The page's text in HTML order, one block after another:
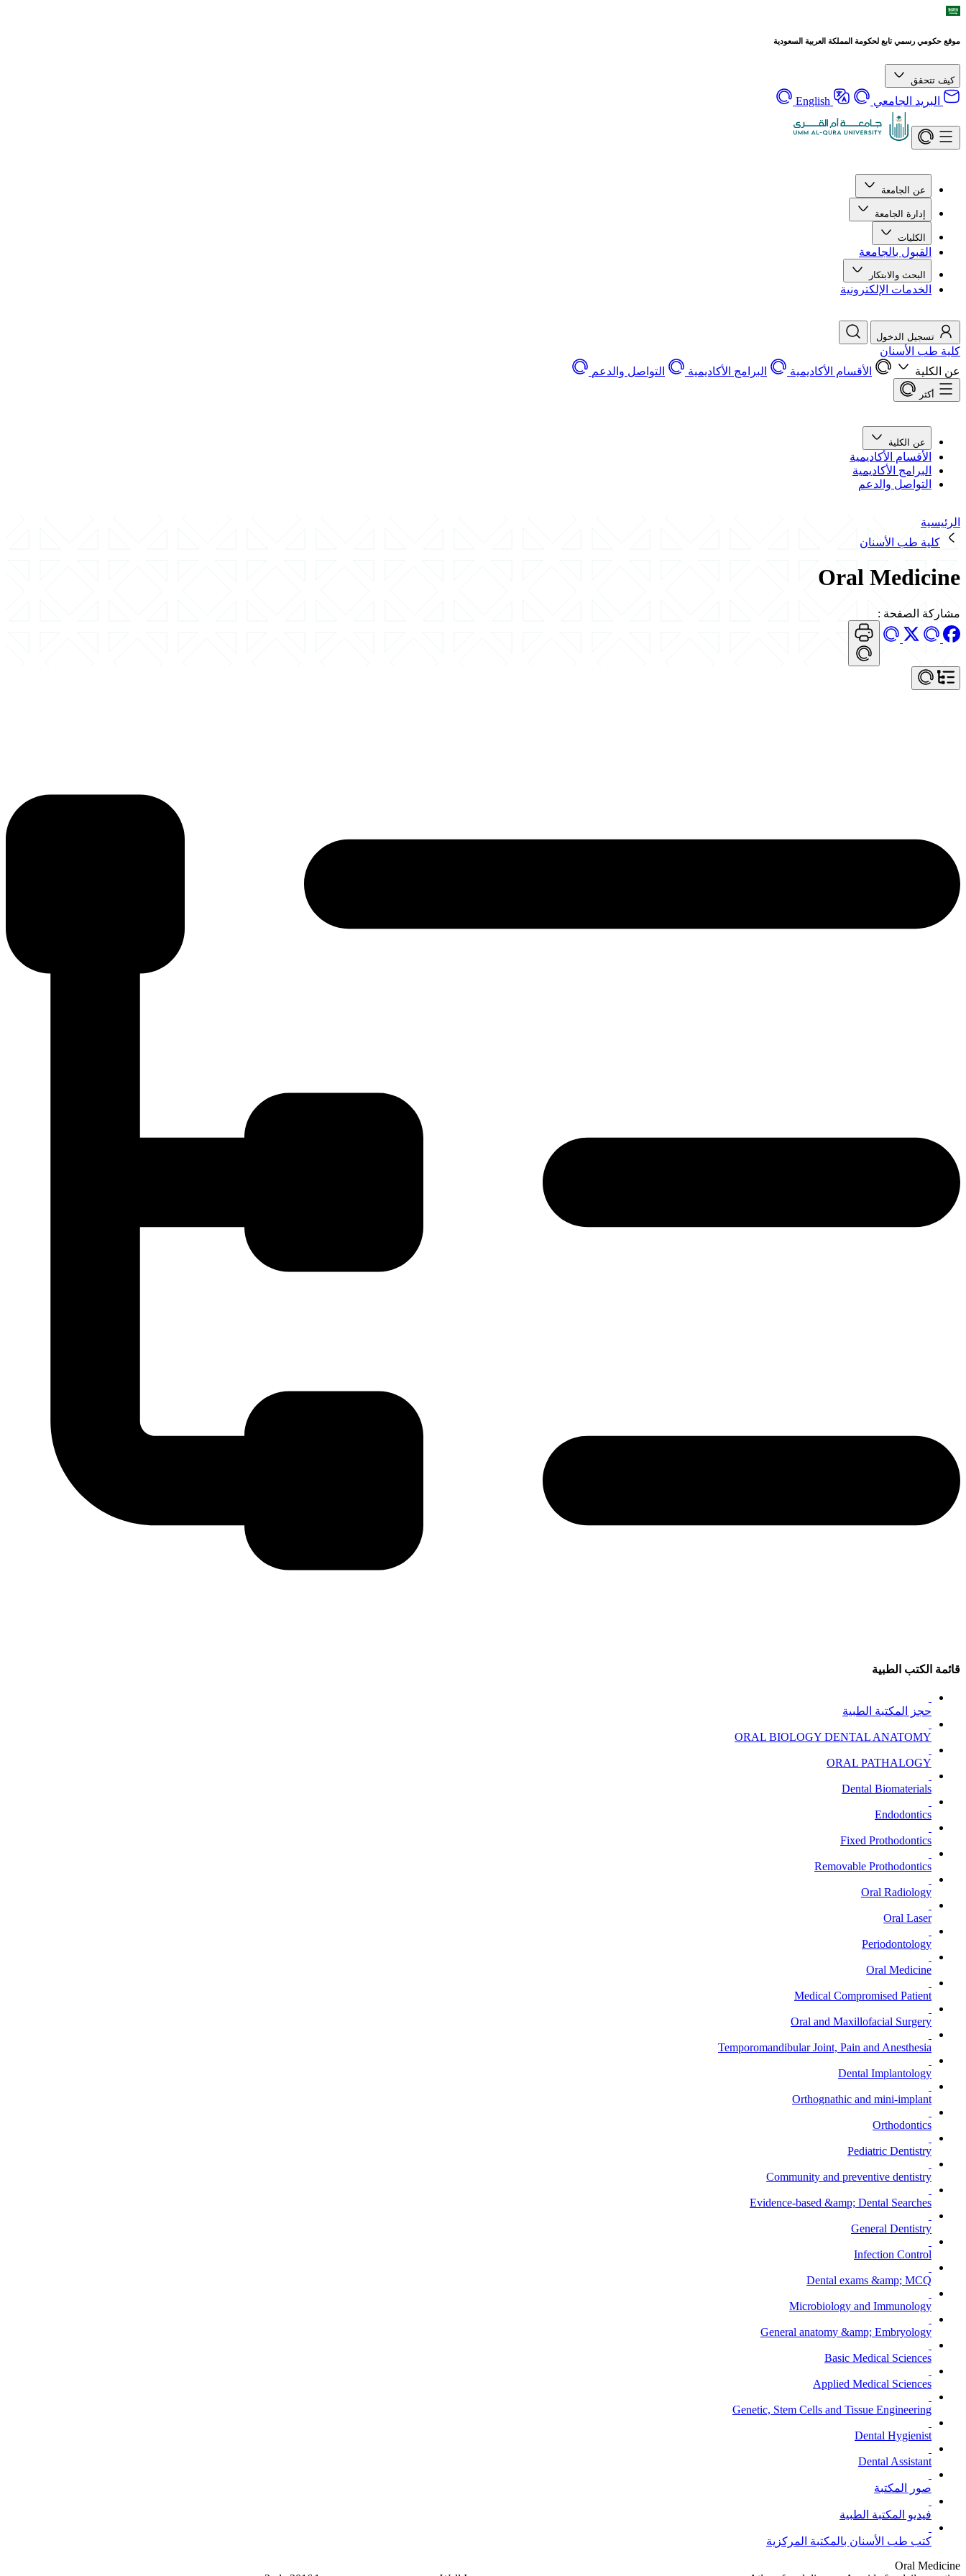
موقع حكومي رسمي تابع لحكومة المملكة العربية السعودية
كيف تتحقق
البريد الجامعي English
عن الجامعة
إدارة الجامعة
الكليات
القبول بالجامعة
البحث والابتكار
الخدمات الإلكترونية
تسجيل الدخول
كلية طب الأسنان
عن الكلية
الأقسام الأكاديمية البرامج الأكاديمية التواصل والدعم
أكثر
عن الكلية
الأقسام الأكاديمية
البرامج الأكاديمية
التواصل والدعم
الرئيسية
كلية طب الأسنان
Oral Medicine
مشاركة الصفحة :
قائمة الكتب الطبية
حجز المكتبة الطبية
ORAL BIOLOGY DENTAL ANATOMY
ORAL PATHALOGY
Dental Biomaterials
Endodontics
Fixed Prothodontics
Removable Prothodontics
Oral Radiology
Oral Laser
Periodontology
Oral Medicine
Medical Compromised Patient
Oral and Maxillofacial Surgery
Temporomandibular Joint, Pain and Anesthesia
Dental Implantology
Orthognathic and mini-implant
Orthodontics
Pediatric Dentistry
Community and preventive dentistry
Evidence-based &amp; Dental Searches
General Dentistry
Infection Control
Dental exams &amp; MCQ
Microbiology and Immunology
General anatomy &amp; Embryology
Basic Medical Sciences
Applied Medical Sciences
Genetic, Stem Cells and Tissue Engineering
Dental Hygienist
Dental Assistant
صور المكتبة
فيديو المكتبة الطبية
كتب طب الأسنان بالمكتبة المركزية
Oral Medicine